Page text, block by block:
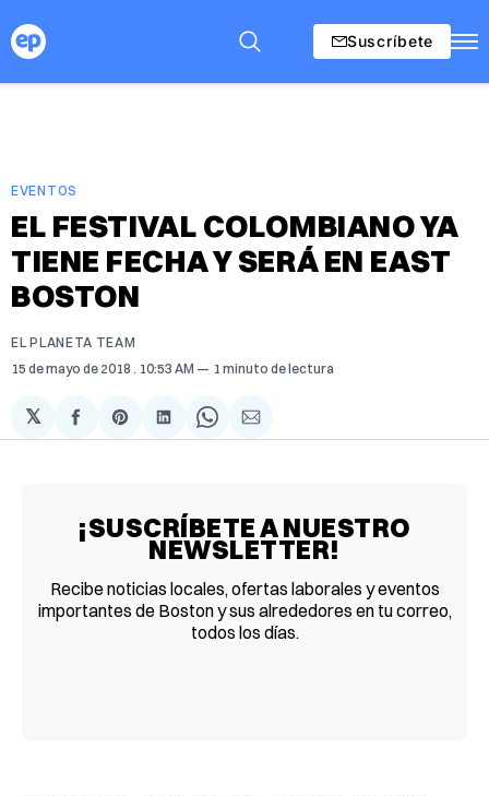
Suscríbete
EVENTOS
EL FESTIVAL COLOMBIANO YA
TIENE FECHA Y SERÁ EN EAST
BOSTON
EL PLANETA TEAM
15 de mayo de 2018 . 10:53 AM 1 minuto de lectura
𝕏
Compartir
en
Share
on
Compartir
en
Share
on
Compartir
via
¡SUSCRÍBETE A NUESTRO
NEWSLETTER!
Recibe noticias locales, ofertas laborales y eventos
importantes de Boston y sus alrededores en tu correo,
todos los días.